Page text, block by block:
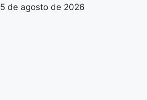
5 de agosto de 2026